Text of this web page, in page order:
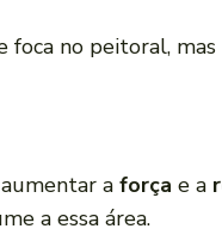
foca no peitoral,
a força e a
a essa área.